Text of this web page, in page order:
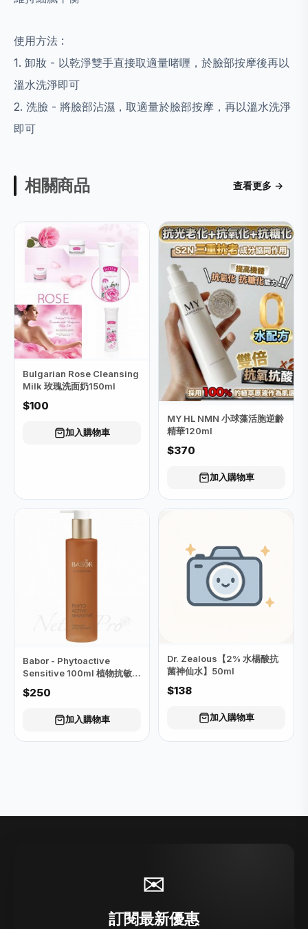
使用方法 :
1. 卸妝 - 以乾淨雙手直接取適量啫喱，於臉部按摩後再以
溫水洗淨即可
2. 洗臉 - 將臉部沾濕，取適量於臉部按摩，再以溫水洗淨
即可
相關商品 查看更多 →
Bulgarian Rose Cleansing
Milk 玫瑰洗面奶150ml
$100
加入購物車
MY HL NMN 小球藻活胞逆齡
精華120ml
$370
加入購物車
Babor - Phytoactive
Sensitive 100ml 植物抗敏醒
膚調配液 100ml
$250
加入購物車
Dr. Zealous【2% 水楊酸抗
菌神仙水】50ml
$138
加入購物車
✉
訂閱最新優惠